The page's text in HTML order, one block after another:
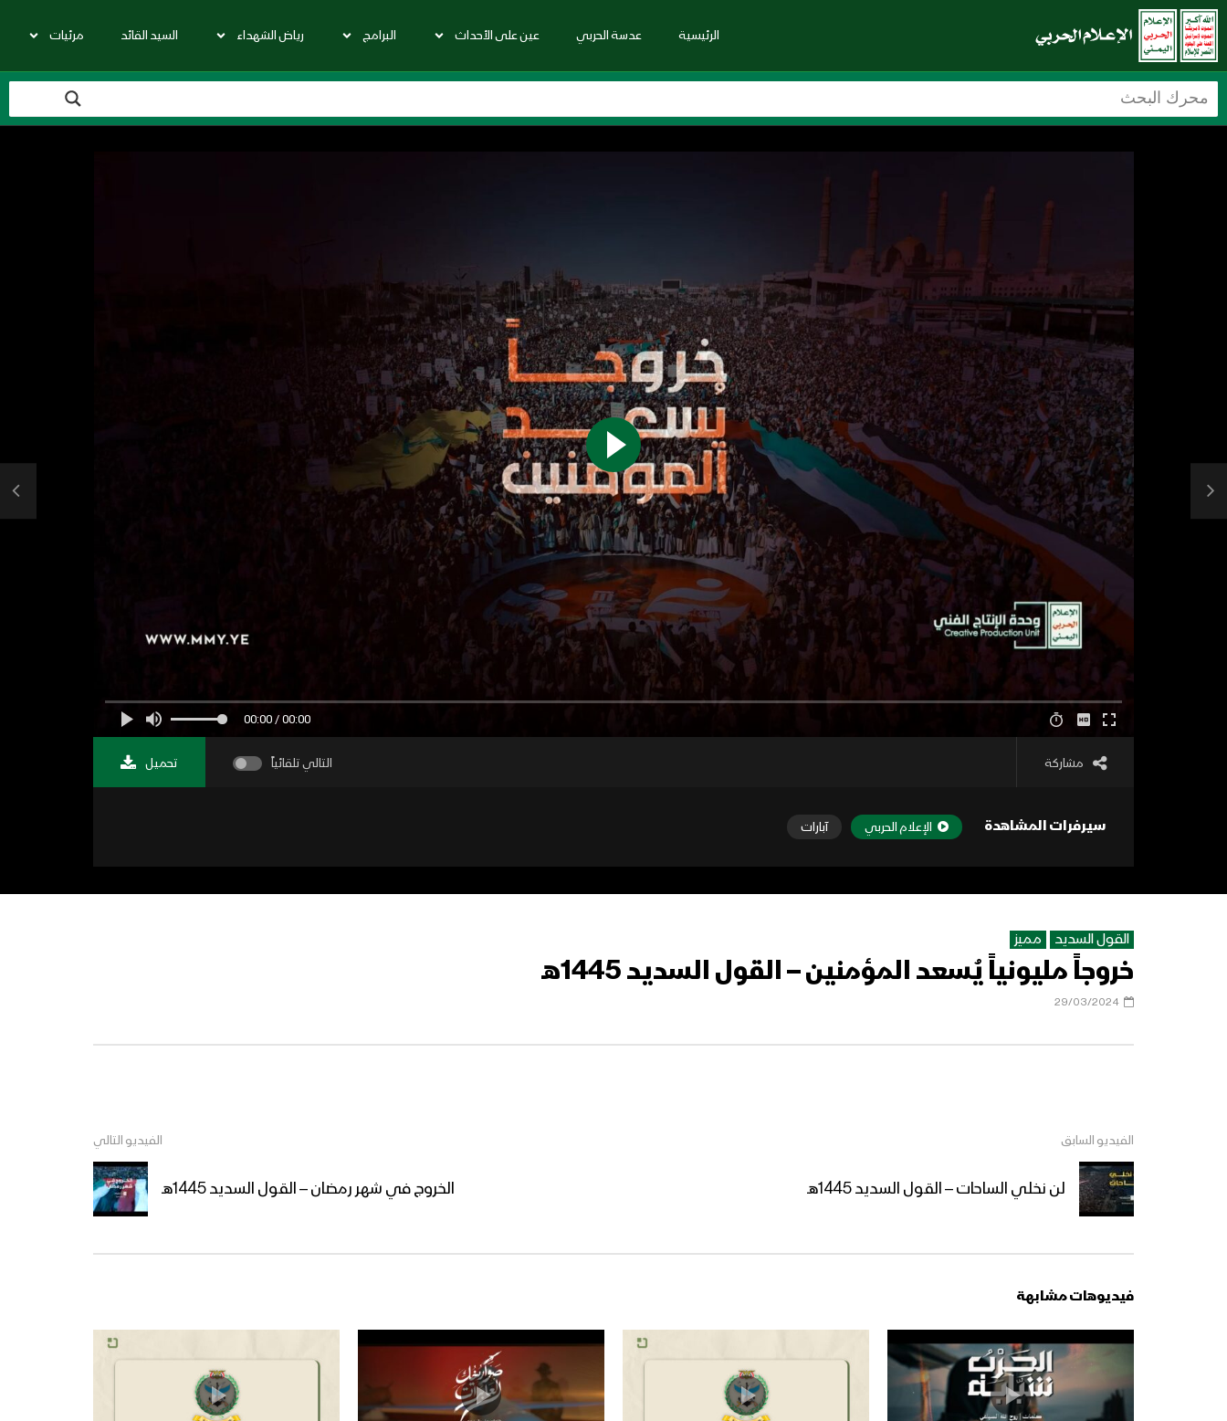
الرئيسية عدسة الحربي عين على الأحداث البرامج رياض الشهداء السيد القائد مرئيات
00:00 / 00:00
مشاركة التالي تلقائياً تحميل
سيرفرات المشاهدة الإعلام الحربي آبارات
القول السديد مميز
خروجاً مليونياً يُسعد المؤمنين – القول السديد 1445هـ
29/03/2024
الفيديو السابق
لن نخلي الساحات – القول السديد 1445هـ
الفيديو التالي
الخروج في شهر رمضان – القول السديد 1445هـ
فيديوهات مشابهة